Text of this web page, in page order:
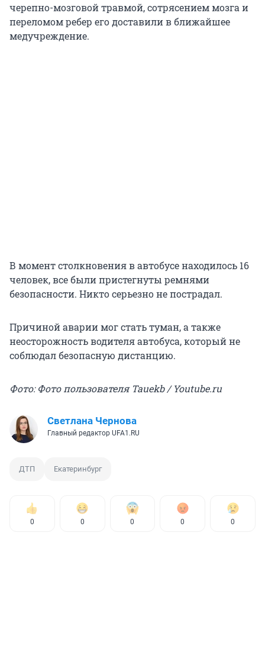
черепно-мозговой травмой, сотрясением мозга и
переломом ребер его доставили в ближайшее
медучреждение.
В момент столкновения в автобусе находилось 16
человек, все были пристегнуты ремнями
безопасности. Никто серьезно не пострадал.
Причиной аварии мог стать туман, а также
неосторожность водителя автобуса, который не
соблюдал безопасную дистанцию.
Фото: Фото пользователя Tauekb / Youtube.ru
Светлана Чернова
Главный редактор UFA1.RU
ДТП Екатеринбург
0 0 0 0 0